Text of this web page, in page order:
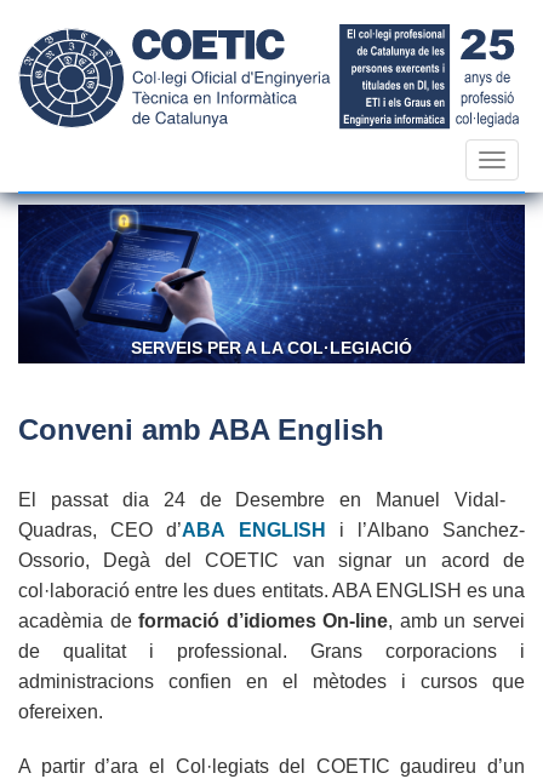
contingut
SERVEIS PER A LA COL·LEGIACIÓ
Conveni amb ABA English
El passat dia 24 de Desembre en Manuel Vidal-
Quadras, CEO d’ABA ENGLISH
i l’Albano Sanchez-
Ossorio, Degà del COETIC van signar un acord de
col·laboració entre les dues entitats. ABA ENGLISH es una
acadèmia deformació d’idiomes On-line, amb un servei
de qualitat i professional. Grans corporacions i
administracions confien en el mètodes i cursos que
ofereixen.
A partir d’ara el Col·legiats del COETIC gaudireu d’un